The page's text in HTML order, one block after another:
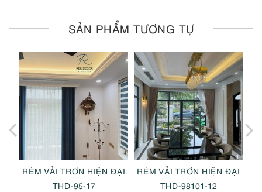
SẢN PHẨM TƯƠNG TỰ
RÈM VẢI TRƠN HIỆN ĐẠI
THD-95-17
RÈM VẢI TRƠN HIỆN ĐẠI
THD-98101-12